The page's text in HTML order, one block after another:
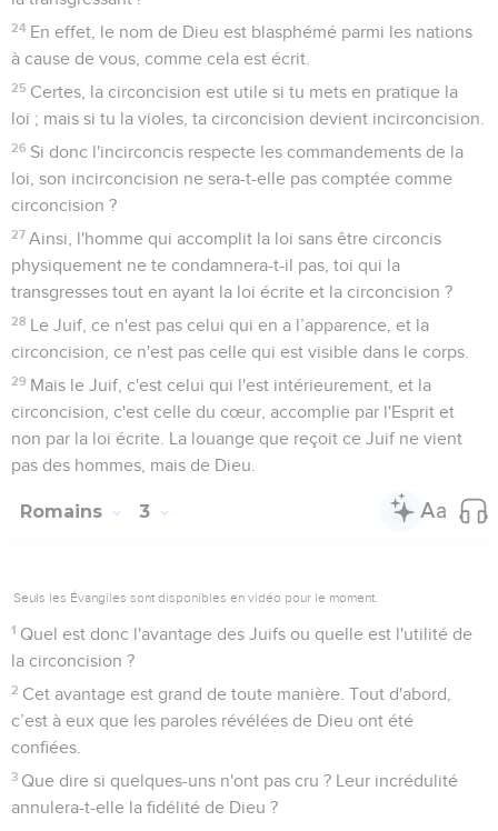
L'exemple d'Abraham
obtenu par ses propres efforts ?
œuvres, il a de quoi se montrer fier, mais non devant Dieu.
En effet, que dit l'Ecriture ? Abraham a eu confiance en
Or, si quelqu'un accomplit quelque chose, le salaire est
porté à son compte non comme une grâce, mais comme un
Par contre, si quelqu'un ne fait rien mais croit en celui qui
déclare juste l’impie, sa foi lui est comptée comme justice.
De même, David exprime le bonheur de l'homme à qui
Dieu attribue la justice sans les œuvres :
Heureux ceux dont les fautes sont pardonnées et dont les
ne tient pas compte de son péché !
foi d'Abraham lui a été comptée comme justice.
10 Quand donc a-t-elle été portée à son compte ? Etait-ce
après ou avant sa circoncision ? Ce n'était pas après sa
circoncision, mais bien alors qu'il était incirconcis.
11 Et il a reçu le signe de la circoncision comme le gage de la
justice qu'il avait obtenue par la foi alors qu'il était
incirconcis. Il est ainsi le père de tous les incirconcis qui
croient, afin que la justice soit aussi portée à leur compte.